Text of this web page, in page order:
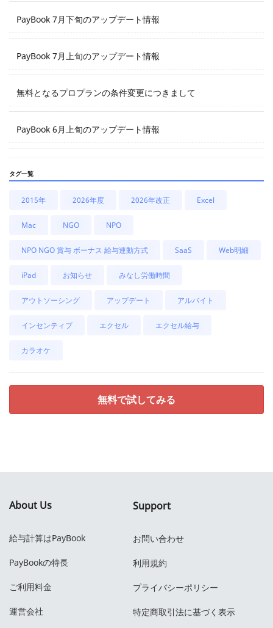
PayBook 7月下旬のアップデート情報
PayBook 7月上旬のアップデート情報
無料となるプロプランの条件変更につきまして
PayBook 6月上旬のアップデート情報
タグ一覧
2015年 2026年度 2026年改正 Excel
Mac NGO NPO
NPO NGO 賞与 ボーナス 給与連動方式 SaaS Web明細
iPad お知らせ みなし労働時間
アウトソーシング アップデート アルバイト
インセンティブ エクセル エクセル給与
カラオケ
無料で試してみる
About Us
給与計算はPayBook
PayBookの特長
ご利用料金
運営会社
Support
お問い合わせ
利用規約
プライバシーポリシー
特定商取引法に基づく表示